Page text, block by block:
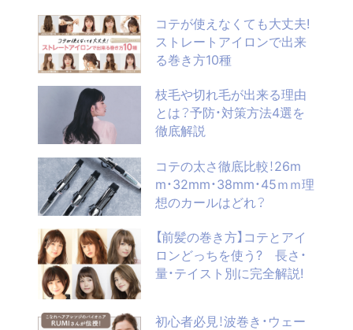
コテが使えなくても大丈夫!
ストレートアイロンで出来
る巻き方10種
枝毛や切れ毛が出来る理由
とは？予防・対策方法4選を
徹底解説
コテの太さ徹底比較！26m
m・32mm・38mm・45ｍｍ理
想のカールはどれ？
【前髪の巻き方】コテとアイ
ロンどっちを使う? 長さ・
量・テイスト別に完全解説!
初心者必見！波巻き・ウェー